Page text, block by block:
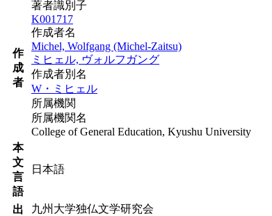
作
成
者
著者識別子
K001717
作成者名
Michel, Wolfgang (Michel-Zaitsu)
ミヒェル, ヴォルフガング
作成者別名
W・ミヒェル
所属機関
所属機関名
College of General Education, Kyushu University
本
文
言
語
日本語
出
九州大学独仏文学研究会